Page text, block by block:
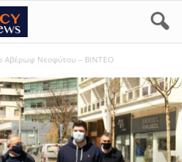
Αβέρωφ Νεοφύτου – ΒΙΝΤΕΟ